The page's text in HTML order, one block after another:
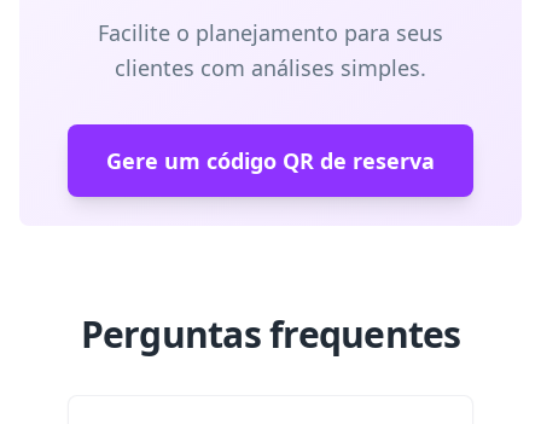
Facilite o planejamento para seus
clientes com análises simples.
Gere um código QR de reserva
Perguntas frequentes